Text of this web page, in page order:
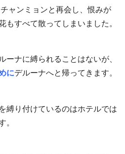
ャンミョンと再会し、恨みが
もすべて散ってしまいました。
ーナに縛られることはないが、
にデルーナへと帰ってきます。
縛り付けているのはホテルでは
。